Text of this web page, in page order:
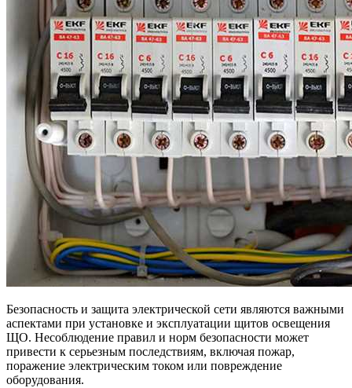
Безопасность и защита электрической сети являются важными
аспектами при установке и эксплуатации щитов освещения
ЩО. Несоблюдение правил и норм безопасности может
привести к серьезным последствиям, включая пожар,
поражение электрическим током или повреждение
оборудования.